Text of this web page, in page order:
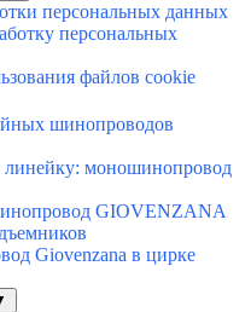
персональных данных
персональных
файлов cookie
шинопроводов
линейку: моношинопровод
GIOVENZANA
Giovenzana в цирке